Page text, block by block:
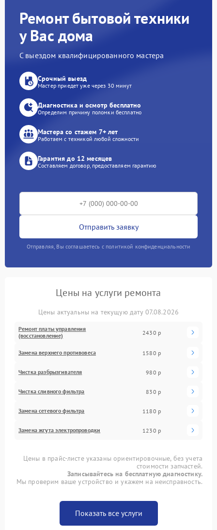
Ремонт бытовой техники
у Вас дома
С выездом квалифицированного мастера
Срочный выезд
Мастер приедет уже через 30 минут
Диагностика и осмотр бесплатно
Определим причину поломки бесплатно
Мастера со стажем 7+ лет
Работаем с техникой любой сложности
Гарантия до 12 месяцев
Составляем договор, предоставляем гарантию
Отправить заявку
Отправляя, Вы соглашаетесь с политикой конфиденциальности
Цены на услуги ремонта
Цены актуальны на текущую дату 07.08.2026
Ремонт платы управления
(восстановление)
2430 р
Замена верхнего противовеса 1580 р
Чистка разбрызгивателя 980 р
Чистка сливного фильтра 830 р
Замена сетевого фильтра 1180 р
Замена жгута электропроводки 1230 р
Цены в прайс-листе указаны ориентировочные, без учета
стоимости запчастей.
Записывайтесь на бесплатную диагностику.
Мы проверим ваше устройство и укажем на неисправность.
Показать все услуги